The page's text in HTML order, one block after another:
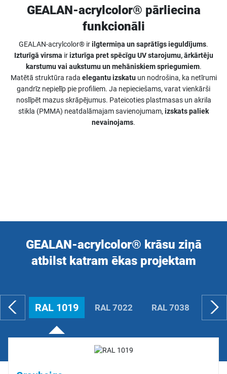
GEALAN-acrylcolor® pārliecina
funkcionāli
GEALAN-acrylcolor® irilgtermiņa un saprātīgs ieguldījums.
Izturīgā virsma irizturīga pret spēcīgu UV starojumu, ārkārtēju
karstumu vai aukstumu un mehāniskiem spriegumiem.
Matētā struktūra rada elegantu izskatuun nodrošina, ka netīrumi
gandrīz nepielīp pie profiliem. Ja nepieciešams, varat vienkārši
noslīpēt mazus skrāpējumus. Pateicoties plastmasas un akrila
stikla (PMMA) neatdalāmajam savienojumam, izskats paliek
nevainojams.
GEALAN-acrylcolor® krāsu ziņā
atbilst katram ēkas projektam
RAL 1019 RAL 7022 RAL 7038